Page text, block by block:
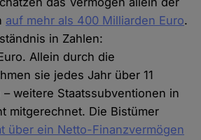
auf mehr als 400 Milliarden Euro.
in Zahlen:
Allein durch die
sie jedes Jahr über 11
weitere Staatssubventionen in
mitgerechnet. Die Bistümer
über ein Netto-Finanzvermögen